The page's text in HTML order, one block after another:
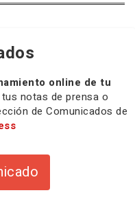
online de tu
notas de prensa o
de Comunicados de